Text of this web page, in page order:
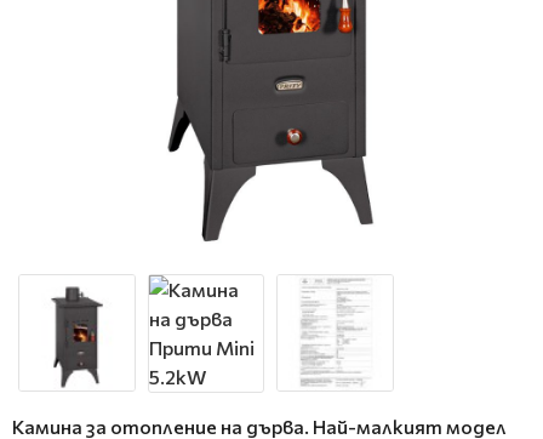
Камина за отопление на дърва. Най-малкият модел